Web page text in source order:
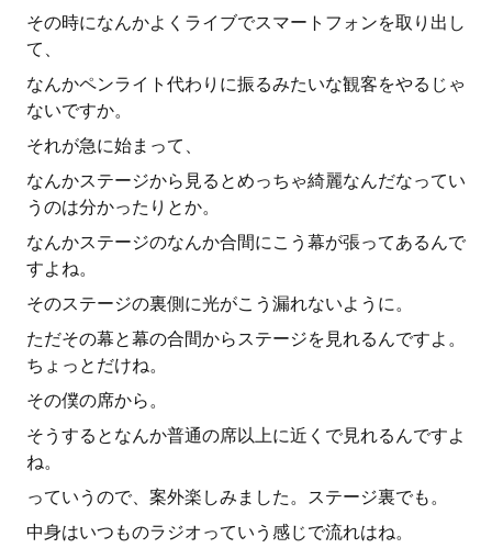
その時になんかよくライブでスマートフォンを取り出し
て、
なんかペンライト代わりに振るみたいな観客をやるじゃ
ないですか。
それが急に始まって、
なんかステージから見るとめっちゃ綺麗なんだなってい
うのは分かったりとか。
なんかステージのなんか合間にこう幕が張ってあるんで
すよね。
そのステージの裏側に光がこう漏れないように。
ただその幕と幕の合間からステージを見れるんですよ。
ちょっとだけね。
その僕の席から。
そうするとなんか普通の席以上に近くで見れるんですよ
ね。
っていうので、案外楽しみました。ステージ裏でも。
中身はいつものラジオっていう感じで流れはね。